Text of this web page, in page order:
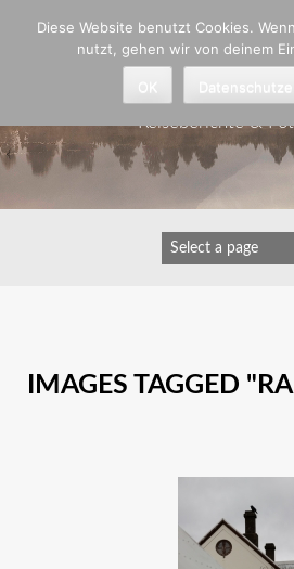
Astrid
Reiseberichte &
IMAGES TAGGED
Diese Website benutzt Cookies.
nutzt, gehen wir von deinem